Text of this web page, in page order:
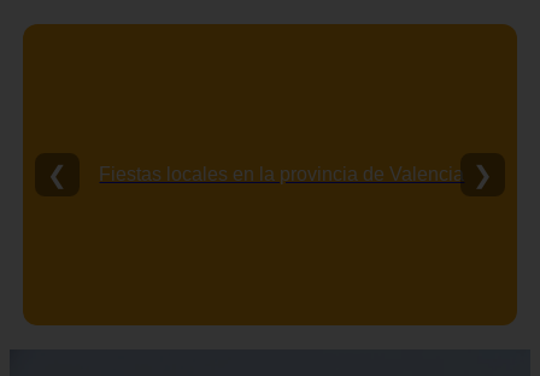
Fiestas locales en la provincia de Valencia
❮ ❯